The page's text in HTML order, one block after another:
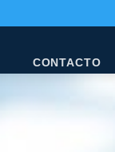
CONTACTO